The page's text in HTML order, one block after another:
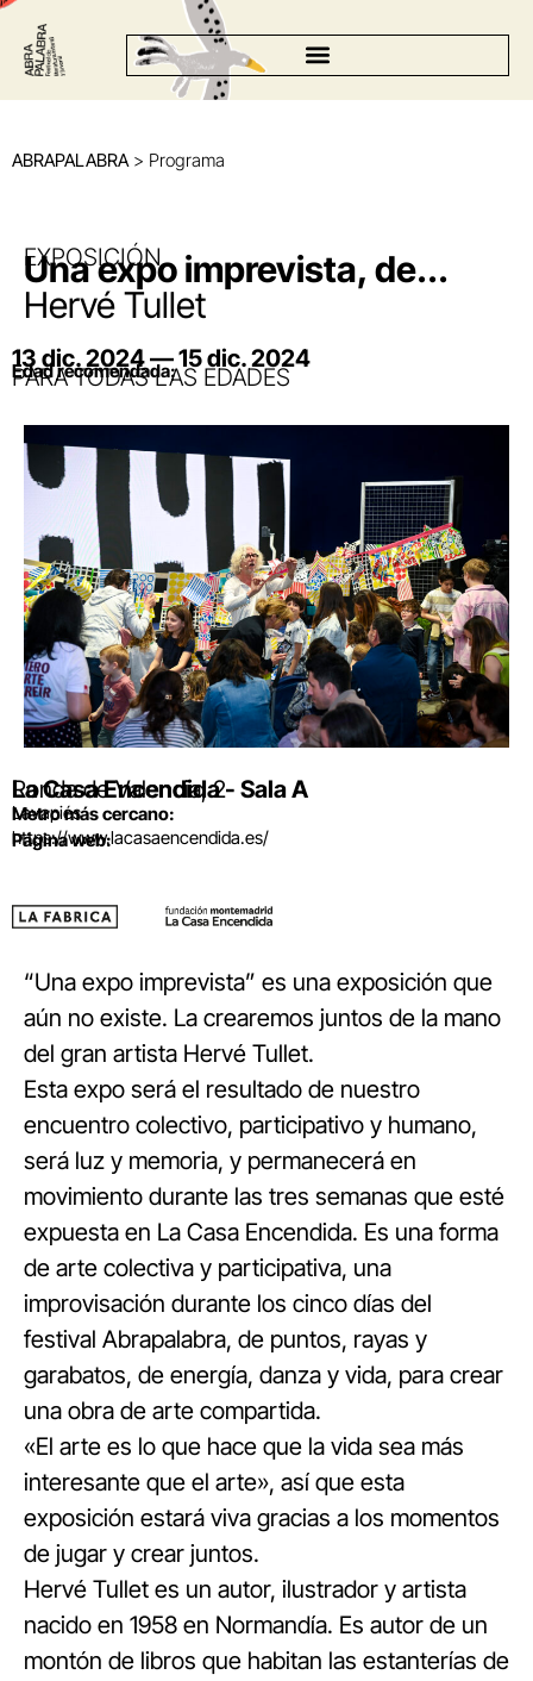
ABRAPALABRA > Programa
13 dic. 2024 — 15 dic. 2024
Edad recomendada:
PARA TODAS LAS EDADES
EXPOSICIÓN
Una expo imprevista, de...
Hervé Tullet
La Casa Encendida - Sala A
Ronda de Valencia, 2
Metro más cercano:
Lavapiés
Página web:
https://www.lacasaencendida.es/
“Una expo imprevista” es una exposición que
aún no existe. La crearemos juntos de la mano
del gran artista Hervé Tullet.
Esta expo será el resultado de nuestro
encuentro colectivo, participativo y humano,
será luz y memoria, y permanecerá en
movimiento durante las tres semanas que esté
expuesta en La Casa Encendida. Es una forma
de arte colectiva y participativa, una
improvisación durante los cinco días del
festival Abrapalabra, de puntos, rayas y
garabatos, de energía, danza y vida, para crear
una obra de arte compartida.
«El arte es lo que hace que la vida sea más
interesante que el arte», así que esta
exposición estará viva gracias a los momentos
de jugar y crear juntos.
Hervé Tullet es un autor, ilustrador y artista
nacido en 1958 en Normandía. Es autor de un
montón de libros que habitan las estanterías de